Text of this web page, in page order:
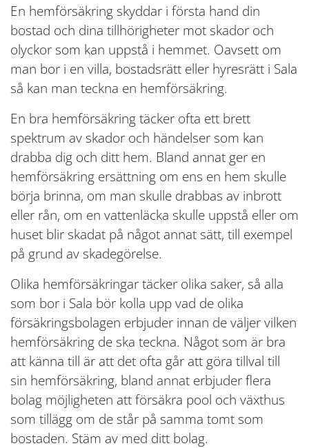
En hemförsäkring skyddar i första hand din
bostad och dina tillhörigheter mot skador och
olyckor som kan uppstå i hemmet. Oavsett om
man bor i en villa, bostadsrätt eller hyresrätt i Sala
så kan man teckna en hemförsäkring.
En bra hemförsäkring täcker ofta ett brett
spektrum av skador och händelser som kan
drabba dig och ditt hem. Bland annat ger en
hemförsäkring ersättning om ens en hem skulle
börja brinna, om man skulle drabbas av inbrott
eller rån, om en vattenläcka skulle uppstå eller om
huset blir skadat på något annat sätt, till exempel
på grund av skadegörelse.
Olika hemförsäkringar täcker olika saker, så alla
som bor i Sala bör kolla upp vad de olika
försäkringsbolagen erbjuder innan de väljer vilken
hemförsäkring de ska teckna. Något som är bra
att känna till är att det ofta går att göra tillval till
sin hemförsäkring, bland annat erbjuder flera
bolag möjligheten att försäkra pool och växthus
som tillägg om de står på samma tomt som
bostaden. Stäm av med ditt bolag.